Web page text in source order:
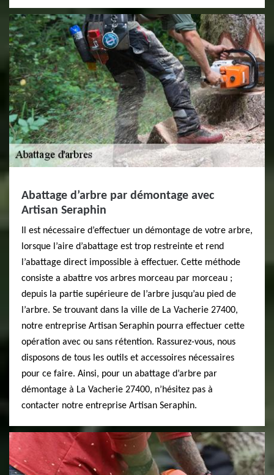
Abattage d’arbre par démontage avec
Artisan Seraphin
Il est nécessaire d’effectuer un démontage de votre arbre,
lorsque l’aire d’abattage est trop restreinte et rend
l’abattage direct impossible à effectuer. Cette méthode
consiste a abattre vos arbres morceau par morceau ;
depuis la partie supérieure de l’arbre jusqu’au pied de
l’arbre. Se trouvant dans la ville de La Vacherie 27400,
notre entreprise Artisan Seraphin pourra effectuer cette
opération avec ou sans rétention. Rassurez-vous, nous
disposons de tous les outils et accessoires nécessaires
pour ce faire. Ainsi, pour un abattage d’arbre par
démontage à La Vacherie 27400, n’hésitez pas à
contacter notre entreprise Artisan Seraphin.